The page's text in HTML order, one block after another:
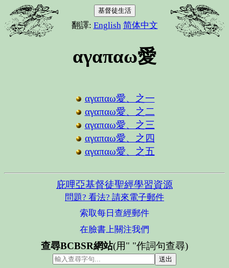
基督徒生活
翻譯: English 简体中文
αγαπαω愛
αγαπαω愛、之一
αγαπαω愛、之二
αγαπαω愛、之三
αγαπαω愛、之四
αγαπαω愛、之五
庇哩亞基督徒聖經學習資源
問題? 看法? 請來電子郵件
索取每日查經郵件
在臉書上關注我們
查尋BCBSR網站(用" "作詞句查尋)